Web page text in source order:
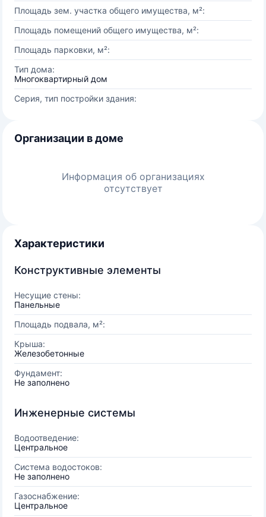
Площадь зем. участка общего имущества, м²:
Площадь помещений общего имущества, м²:
Площадь парковки, м²:
Тип дома:
Многоквартирный дом
Серия, тип постройки здания:
Организации в доме
Информация об организациях
отсутствует
Характеристики
Конструктивные элементы
Несущие стены:
Панельные
Площадь подвала, м²:
Крыша:
Железобетонные
Фундамент:
Не заполнено
Инженерные системы
Водоотведение:
Центральное
Система водостоков:
Не заполнено
Газоснабжение:
Центральное